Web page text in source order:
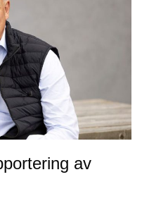
av